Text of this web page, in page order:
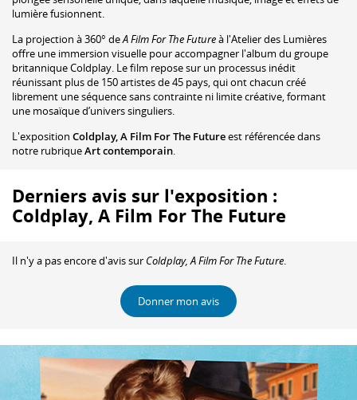
lumière fusionnent.
La projection à 360° deA Film For The Futureà l'Atelier des Lumières
offre une immersion visuelle pour accompagner l'album du groupe
britannique Coldplay. Le film repose sur un processus inédit
réunissant plus de 150 artistes de 45 pays, qui ont chacun créé
librement une séquence sans contrainte ni limite créative, formant
une mosaïque d’univers singuliers.
L'exposition Coldplay, A Film For The Futureest référencée dans
notre rubriqueArt contemporain.
Derniers avis sur l'exposition :
Coldplay, A Film For The Future
Il n'y a pas encore d'avis sur Coldplay, A Film For The Future.
Donner mon avis